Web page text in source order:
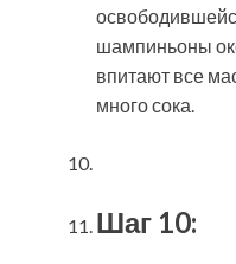
шампиньоны
впитают все
много сока.
Шаг 10: